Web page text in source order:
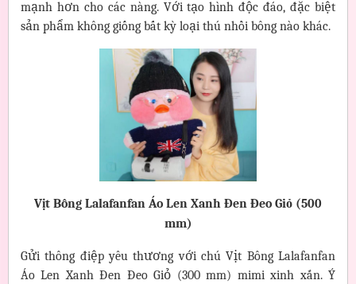
mạnh hơn cho các nàng. Với tạo hình độc đáo, đặc biệt
sản phẩm không giống bất kỳ loại thú nhồi bông nào khác.
Vịt Bông Lalafanfan Áo Len Xanh Đen Đeo Giỏ (500
mm)
Gửi thông điệp yêu thương với chú Vịt Bông Lalafanfan
Áo Len Xanh Đen Đeo Giỏ (300 mm) mimi xinh xắn. Ý